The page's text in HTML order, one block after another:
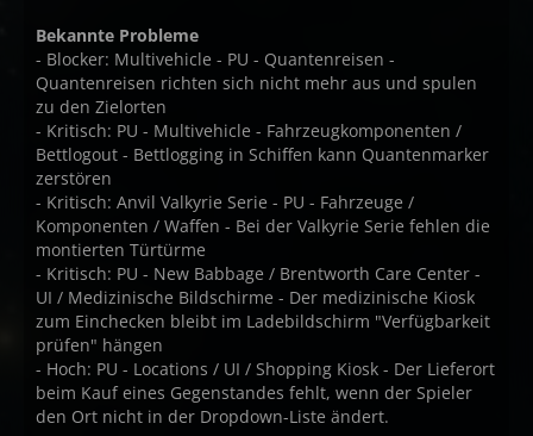
Bekannte Probleme
- Blocker: Multivehicle - PU - Quantenreisen -
Quantenreisen richten sich nicht mehr aus und spulen
zu den Zielorten
- Kritisch: PU - Multivehicle - Fahrzeugkomponenten /
Bettlogout - Bettlogging in Schiffen kann Quantenmarker
zerstören
- Kritisch: Anvil Valkyrie Serie - PU - Fahrzeuge /
Komponenten / Waffen - Bei der Valkyrie Serie fehlen die
montierten Türtürme
- Kritisch: PU - New Babbage / Brentworth Care Center -
UI / Medizinische Bildschirme - Der medizinische Kiosk
zum Einchecken bleibt im Ladebildschirm "Verfügbarkeit
prüfen" hängen
- Hoch: PU - Locations / UI / Shopping Kiosk - Der Lieferort
beim Kauf eines Gegenstandes fehlt, wenn der Spieler
den Ort nicht in der Dropdown-Liste ändert.